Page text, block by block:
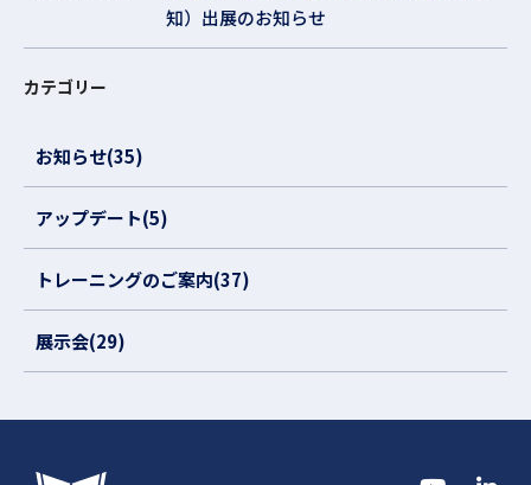
知）出展のお知らせ
カテゴリー
お知らせ(35)
アップデート(5)
トレーニングのご案内(37)
展示会(29)